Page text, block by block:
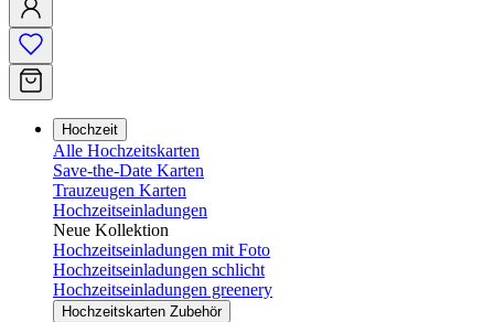
Hochzeit
Alle Hochzeitskarten
Save-the-Date Karten
Trauzeugen Karten
Hochzeitseinladungen
Neue Kollektion
Hochzeitseinladungen mit Foto
Hochzeitseinladungen schlicht
Hochzeitseinladungen greenery
Hochzeitskarten Zubehör